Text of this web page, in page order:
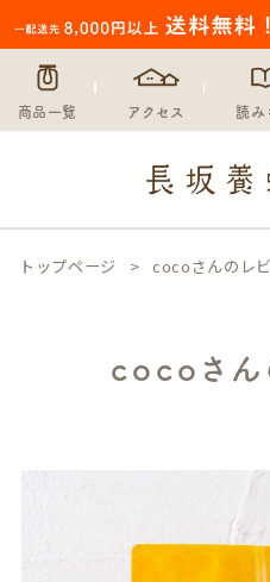
商品一覧 アクセス 読み
トップページ cocoさんのレ
cocoさん